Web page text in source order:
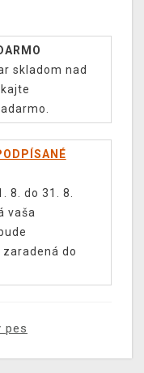
skladom nad
8. do 31. 8.
vaša
do
pes